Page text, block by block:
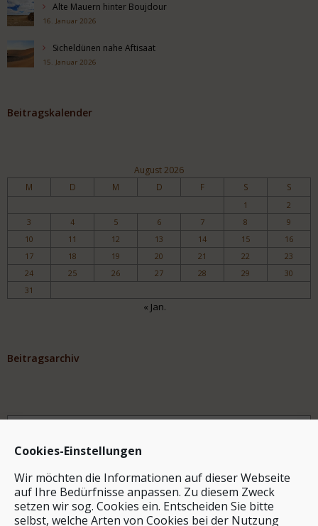
Cookies-Einstellungen
Wir möchten die Informationen auf dieser Webseite
auf Ihre Bedürfnisse anpassen. Zu diesem Zweck
setzen wir sog. Cookies ein. Entscheiden Sie bitte
selbst, welche Arten von Cookies bei der Nutzung
Alte Mauern hinter Boujdour
16. Januar 2026
Sicheldünen nahe Aftisaat
15. Januar 2026
Beitragskalender
August 2026
M D M D F S S
1
2
3
4 5 6 7 8
9
10
11 12 13 14 15
16
17
18 19 20 21 22
23
24
25 26 27 28 29
30
31
« Jan.
Beitragsarchiv
Archiv